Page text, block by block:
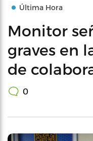
Última Hora
Monitor
graves en
de
0